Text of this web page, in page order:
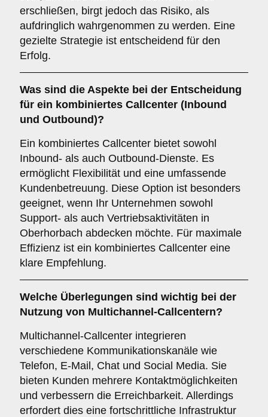
erschließen, birgt jedoch das Risiko, als
aufdringlich wahrgenommen zu werden. Eine
gezielte Strategie ist entscheidend für den
Erfolg.
Was sind die Aspekte bei der Entscheidung
für ein kombiniertes Callcenter (Inbound
und Outbound)?
Ein kombiniertes Callcenter bietet sowohl
Inbound- als auch Outbound-Dienste. Es
ermöglicht Flexibilität und eine umfassende
Kundenbetreuung. Diese Option ist besonders
geeignet, wenn Ihr Unternehmen sowohl
Support- als auch Vertriebsaktivitäten in
Oberhorbach abdecken möchte. Für maximale
Effizienz ist ein kombiniertes Callcenter eine
klare Empfehlung.
Welche Überlegungen sind wichtig bei der
Nutzung von Multichannel-Callcentern?
Multichannel-Callcenter integrieren
verschiedene Kommunikationskanäle wie
Telefon, E-Mail, Chat und Social Media. Sie
bieten Kunden mehrere Kontaktmöglichkeiten
und verbessern die Erreichbarkeit. Allerdings
erfordert dies eine fortschrittliche Infrastruktur